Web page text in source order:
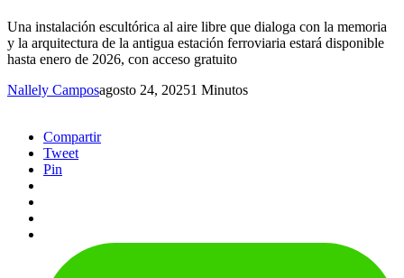
Una instalación escultórica al aire libre que dialoga con la memoria
y la arquitectura de la antigua estación ferroviaria estará disponible
hasta enero de 2026, con acceso gratuito
Nallely Camposagosto 24, 20251 Minutos
Compartir
Tweet
Pin